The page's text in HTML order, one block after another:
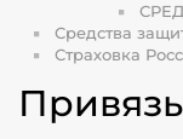
Средства
Страховка